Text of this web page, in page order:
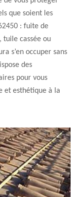
que soient les
: fuite de
tuile cassée ou
s’en occuper sans
des
pour vous
et esthétique à la